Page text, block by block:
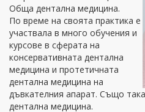
Обща дентална медицина.
По време на своята практика е
участвала в много обучения и
курсове в сферата на
консервативната дентална
медицина и протетичната
дентална медицина на
дъвкателния апарат. Също
дентална медицина.